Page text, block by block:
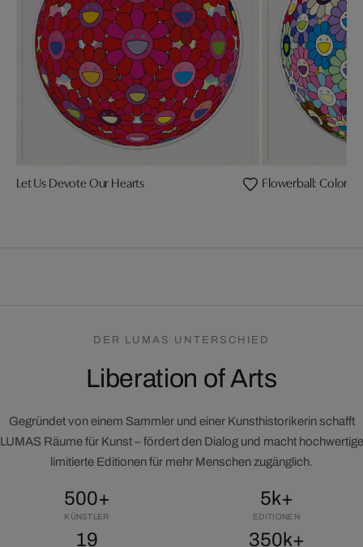
Let Us Devote Our Hearts Flowerball:
DER LUMAS UNTERSCHIED
Liberation of Arts
Gegründet von einem Sammler und einer Kunsthistorikerin schafft
LUMAS Räume für Kunst – fördert den Dialog und macht hochwertige
limitierte Editionen für mehr Menschen zugänglich.
500+
KÜNSTLER
5k+
EDITIONEN
19 350k+